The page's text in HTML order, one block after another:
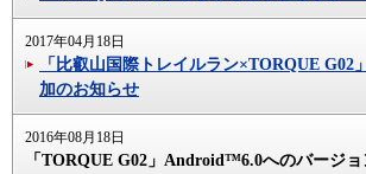
2017年04月18日
「比叡山国際トレイルラン×TORQUE G02
加のお知らせ
2016年08月18日
「TORQUE G02」Android™6.0へのバージ